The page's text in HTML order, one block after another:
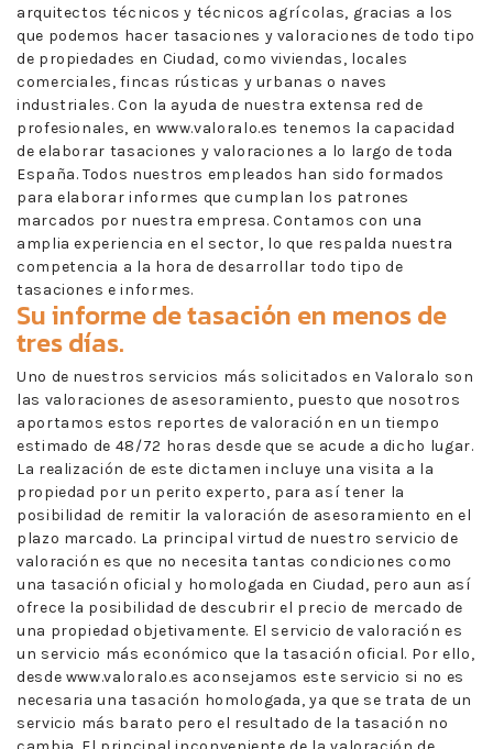
arquitectos técnicos y técnicos agrícolas, gracias a los
que podemos hacer tasaciones y valoraciones de todo tipo
de propiedades en Ciudad, como viviendas, locales
comerciales, fincas rústicas y urbanas o naves
industriales. Con la ayuda de nuestra extensa red de
profesionales, en www.valoralo.es tenemos la capacidad
de elaborar tasaciones y valoraciones a lo largo de toda
España. Todos nuestros empleados han sido formados
para elaborar informes que cumplan los patrones
marcados por nuestra empresa. Contamos con una
amplia experiencia en el sector, lo que respalda nuestra
competencia a la hora de desarrollar todo tipo de
tasaciones e informes.
Su informe de tasación en menos de
tres días.
Uno de nuestros servicios más solicitados en Valoralo son
las valoraciones de asesoramiento, puesto que nosotros
aportamos estos reportes de valoración en un tiempo
estimado de 48/72 horas desde que se acude a dicho lugar.
La realización de este dictamen incluye una visita a la
propiedad por un perito experto, para así tener la
posibilidad de remitir la valoración de asesoramiento en el
plazo marcado. La principal virtud de nuestro servicio de
valoración es que no necesita tantas condiciones como
una tasación oficial y homologada en Ciudad, pero aun así
ofrece la posibilidad de descubrir el precio de mercado de
una propiedad objetivamente. El servicio de valoración es
un servicio más económico que la tasación oficial. Por ello,
desde www.valoralo.es aconsejamos este servicio si no es
necesaria una tasación homologada, ya que se trata de un
servicio más barato pero el resultado de la tasación no